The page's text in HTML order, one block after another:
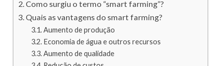
Como surgiu o termo “smart farming”?
Quais as vantagens do smart farming?
Aumento de produção
Economia de água e outros recursos
Aumento de qualidade